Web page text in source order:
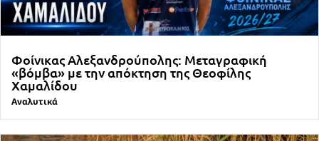
Φοίνικας Αλεξανδρούπολης: Μεταγραφική
«βόμβα» με την απόκτηση της Θεοφίλης
Χαμαλίδου
Αναλυτικά